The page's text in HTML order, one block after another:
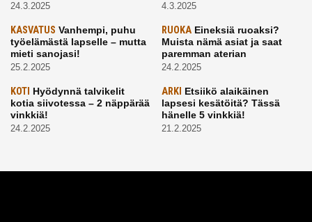
24.3.2025 4.3.2025
KASVATUS Vanhempi, puhu
työelämästä lapselle – mutta
mieti sanojasi!
25.2.2025
RUOKAEineksiä ruoaksi?
Muista nämä asiat ja saat
paremman aterian
24.2.2025
KOTI Hyödynnä talvikelit
kotia siivotessa – 2 näppärää
vinkkiä!
24.2.2025
ARKI Etsiikö alaikäinen
lapsesi kesätöitä? Tässä
hänelle 5 vinkkiä!
21.2.2025